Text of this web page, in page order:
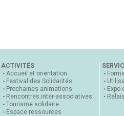
ACTIVITÉS
Accueil et orientation
Festival des Solidarités
Prochaines animations
Rencontres inter-associatives
Tourisme solidaire
Espace ressources
Expo